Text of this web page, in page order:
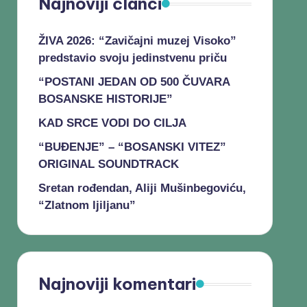
ŽIVA 2026: “Zavičajni muzej Visoko”
predstavio svoju jedinstvenu priču
“POSTANI JEDAN OD 500 ČUVARA
BOSANSKE HISTORIJE”
KAD SRCE VODI DO CILJA
“BUĐENJE” – “BOSANSKI VITEZ”
ORIGINAL SOUNDTRACK
Sretan rođendan, Aliji Mušinbegoviću,
“Zlatnom ljiljanu”
Najnoviji komentari